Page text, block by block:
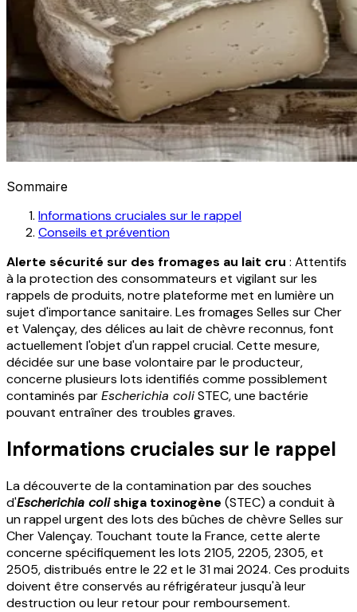
Sommaire
Informations cruciales sur le rappel
Conseils et prévention
Alerte sécurité sur des fromages au lait cru : Attentifs
à la protection des consommateurs et vigilant sur les
rappels de produits, notre plateforme met en lumière un
sujet d'importance sanitaire. Les fromages Selles sur Cher
et Valençay, des délices au lait de chèvre reconnus, font
actuellement l'objet d'un rappel crucial. Cette mesure,
décidée sur une base volontaire par le producteur,
concerne plusieurs lots identifiés comme possiblement
contaminés parEscherichia coliSTEC, une bactérie
pouvant entraîner des troubles graves.
Informations cruciales sur le rappel
La découverte de la contamination par des souches
d'Escherichia colishiga toxinogène (STEC) a conduit à
un rappel urgent des lots des bûches de chèvre Selles sur
Cher Valençay. Touchant toute la France, cette alerte
concerne spécifiquement les lots 2105, 2205, 2305, et
2505, distribués entre le 22 et le 31 mai 2024. Ces produits
doivent être conservés au réfrigérateur jusqu'à leur
destruction ou leur retour pour remboursement.